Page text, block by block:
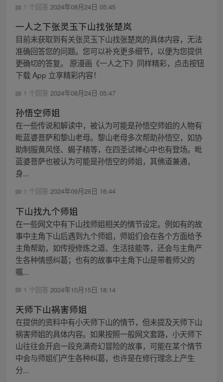
1 个回答 2024年08月24日 05:45
一人之下张灵玉下山找张楚岚
目前未获取到有关张灵玉下山找张楚岚的具体内容，无法
准确回答您的问题。您可以补充更多细节，以便为您提供
更确切的答复。 原漫画《一人之下》同样精彩，点击按钮
下载 App 立享精彩内容！
1 个回答 2024年08月24日 05:47
孙悟空师姐
在一些传说和解读中，被认为可能是孙悟空师姐的人物有
毗蓝婆菩萨和黎山老母。黎山老母多次帮助孙悟空，如协
助制服黄风怪、蝎子精等，在四圣试禅心中也有登场。毗
蓝婆菩萨也被认为可能是孙悟空的师姐，其佛道兼通，
身...
1 个回答 2024年09月26日 16:44
下山找九个师姐
在一些网文中有下山找师姐相关的情节设定。例如有的故
事中主角下山后遇到九个师姐，师姐们会在各个方面给予
主角帮助，如传授修炼之道、生活技能等，还会与主角产
生各种情感纠葛；也有的故事中主角下山是带着师父的
嘱...
1 个回答 2024年10月15日 18:14
天师下山祸害师姐
在提供的资料中有小天师下山的情节，但未提及天师下山
祸害师姐的具体内容。如果按照一般网文套路，小天师下
山往往会开启一段充满奇幻冒险的故事，可能在某个情节
中会与师姐们产生各种纠葛，也许是在修行理念上产生
分...